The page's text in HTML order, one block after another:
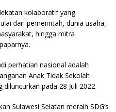
kolaboratif yang
dari pemerintah, dunia usaha,
hingga mitra
perhatian nasional adalah
Anak Tidak Sekolah
pada 28 Juli 2022.
Sulawesi Selatan meraih SDG’s